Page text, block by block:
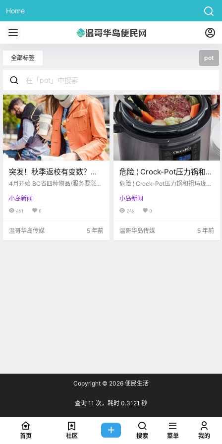
Home
全部标签 pot
突发！秋季返校有变数？居
然有大学推迟到2023年？！
4月开始 BC省四种物品/服务要涨价
从今天开始 BC省政府对四种物品/
服务实行了增税 这个增税计划原本
小岛新闻
461 0
温哥华岛传媒 5 年前
危险 ¦ Crock-Pot压力锅和祖
玛珑因致死危险被召回！
危险 ¦ Crock-Pot压力锅和祖玛珑因
小岛新闻
246 0
温哥华岛传媒 5 年前
Copyright © 2026 便民生活
查询 11 次，耗时 0.3121 秒
首页 社区 搜索 菜单 我的